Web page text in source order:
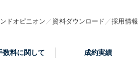
ドオピニオン 資料ダウンロード 採用情報
数料に関して 成約実績